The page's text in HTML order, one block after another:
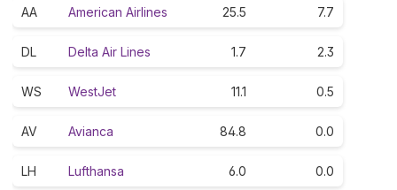
AA American Airlines 25.5 7.7
DL Delta Air Lines 1.7 2.3
WS WestJet 11.1 0.5
AV Avianca 84.8 0.0
LH Lufthansa 6.0 0.0